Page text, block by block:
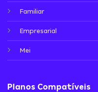
Familiar
Empresarial
Mei
Planos Compatíveis